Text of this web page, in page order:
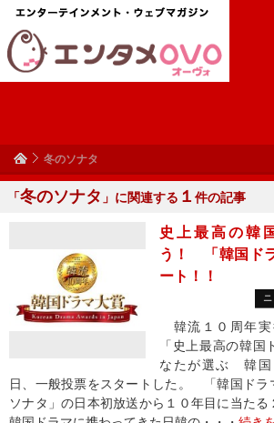
冬のソナタ
「冬のソナタ 」に関連する １ 件の記事
史上最高の韓
う！ 「韓国ド
ート！！
韓流１０周年実
「史上最高の韓国
なたが選ぶ 韓国
日、一般投票をスタートした。 「韓国ドラ
ソナタ」の日本初放送から１０年目に当た